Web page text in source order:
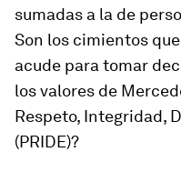
sumadas a la de
Son los cimientos
acude para tomar
los valores de
Respeto, Integridad,
(PRIDE)?